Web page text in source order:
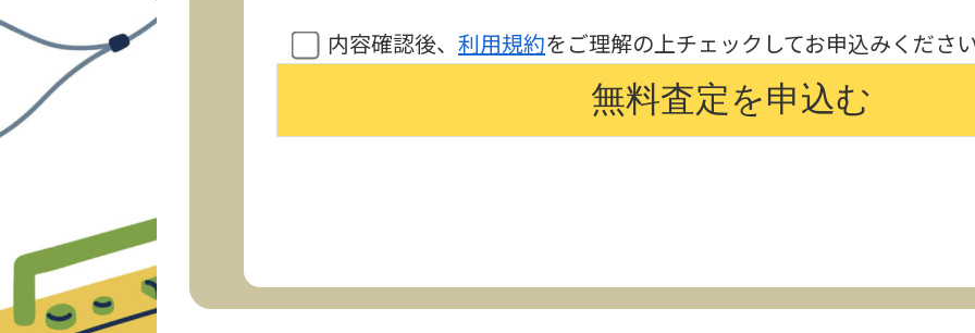
内容確認後、 利用規約をご理解の上チェックしてお申込みくださ